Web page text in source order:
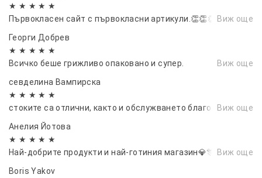
★ ★ ★ ★ ★
Първокласен сайт с първокласни артикули.👏👏👏
Виж още
Георги Добрев
★ ★ ★ ★ ★
Всичко беше грижливо опаковано и супер.
Виж още
севделина Вампирска
★ ★ ★ ★ ★
стоките са отлични, както и обслужването благодаря❤
Виж още
Анелия Йотова
★ ★ ★ ★ ★
Най-добрите продукти и най-готиния магазин💎🎊👌👌Виж още
Boris Yakov